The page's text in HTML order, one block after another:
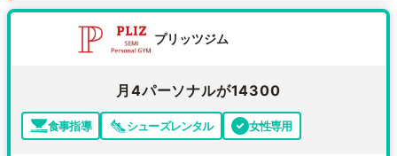
プリッツジム
月4パーソナルが14300
食事指導 シューズレンタル 女性専用